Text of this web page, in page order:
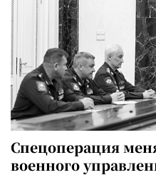
Спецоперация
военного